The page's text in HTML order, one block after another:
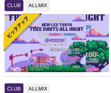
CLUB ALLMIX
CLUB ALLMIX